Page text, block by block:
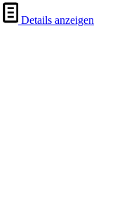
Details anzeigen